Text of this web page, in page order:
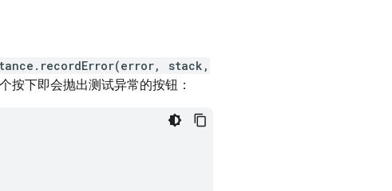
stack,
按下即会抛出测试异常的按钮：